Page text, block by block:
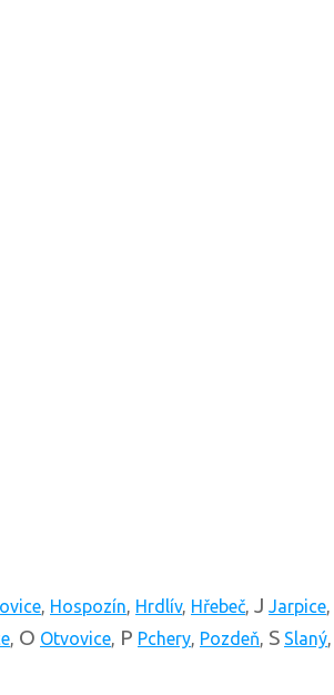
, Hospozín, Hrdlív, Hřebeč, J Jarpice,
, O Otvovice, P Pchery, Pozdeň, S Slaný,